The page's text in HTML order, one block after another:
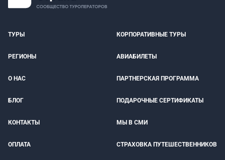
ТУРЫ КОРПОРАТИВНЫЕ ТУРЫ
РЕГИОНЫ АВИАБИЛЕТЫ
О НАС ПАРТНЕРСКАЯ ПРОГРАММА
БЛОГ ПОДАРОЧНЫЕ СЕРТИФИКАТЫ
КОНТАКТЫ МЫ В СМИ
ОПЛАТА СТРАХОВКА ПУТЕШЕСТВЕННИКОВ